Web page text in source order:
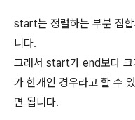
start는 정렬하는 부분 집
니다.
그래서 start가 end보다 크
가 한개인 경우라고 할 수
면 됩니다.